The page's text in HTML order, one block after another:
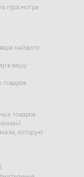
просмотра
найдите
в вашу
товаров.
товаров
которую